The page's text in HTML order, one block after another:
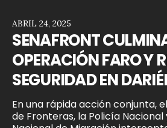
SENAFRONT
OPERACIÓN FARO Y
SEGURIDAD EN
En una rápida acción conjunta,
de Fronteras, la Policía Nacional
ABRIL 24, 2025